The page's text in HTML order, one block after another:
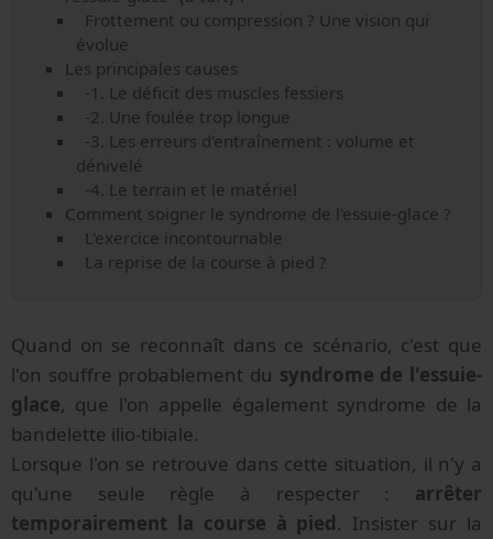
Frottement ou compression ? Une vision qui
évolue
Les principales causes
-1. Le déficit des muscles fessiers
-2. Une foulée trop longue
-3. Les erreurs d'entraînement : volume et
dénivelé
-4. Le terrain et le matériel
Comment soigner le syndrome de l'essuie-glace ?
L'exercice incontournable
La reprise de la course à pied ?
Quand on se reconnaît dans ce scénario, c'est que
l'on souffre probablement du syndrome de l'essuie-
glace, que l'on appelle également syndrome de la
bandelette ilio-tibiale.
Lorsque l'on se retrouve dans cette situation, il n'y a
qu'une seule règle à respecter : arrêter
temporairement la course à pied. Insister sur la